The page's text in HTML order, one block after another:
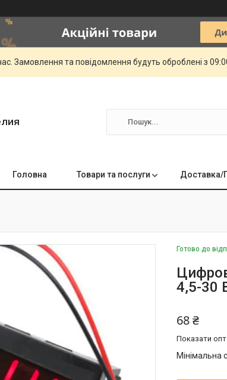
Замовлення та повідомлення будуть оброблені з
Головна Товари та послуги Доставка/
Готово до
4,5-30
68 ₴
Показати
Мінімальна